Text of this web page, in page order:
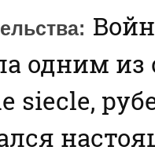
одним
siecle,